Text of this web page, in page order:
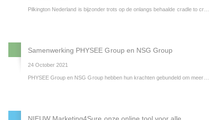
Pilkington Nederland is bijzonder trots op de onlangs behaalde cradle to cradle certificering op een breed scala van haar isolatieglasproducten. Uniek is dat Pilkington Nederland de eerste producent is met een ZILVER certificaat op de meeste isolatieglas samenstellingen.
Samenwerking PHYSEE Group en NSG Group
24 October 2021